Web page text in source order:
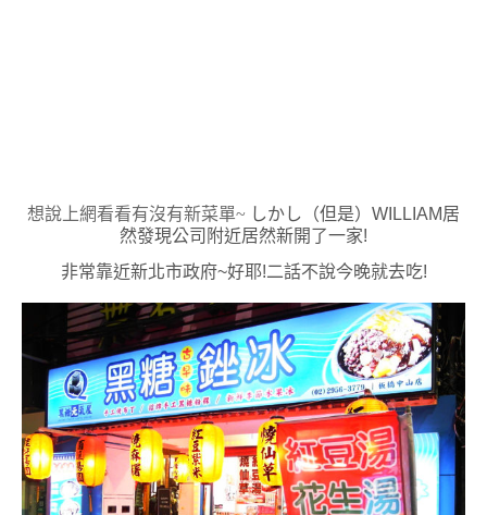
想說上網看看有沒有新菜單~ しかし（但是）WILLIAM居
然發現公司附近居然新開了一家!
非常靠近新北市政府~好耶!二話不說今晚就去吃!